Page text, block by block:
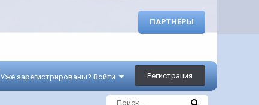
ПАРТНЁРЫ
Уже зарегистрированы? Войти Регистрация